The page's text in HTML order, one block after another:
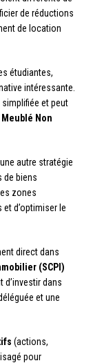
de réductions
de location
étudiantes,
intéressante.
et peut
Non
autre stratégie
de biens
zones
d’optimiser le
direct dans
(SCPI)
dans
et une
(actions,
pour